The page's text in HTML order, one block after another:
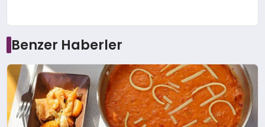
Benzer Haberler